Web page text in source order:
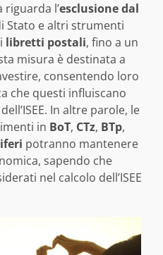
l’esclusione dal
Stato e altri strumenti
libretti postali, fino a un
misura è destinata a
consentendo loro
che questi influiscano
In altre parole, le
in BoT, CTz, BTp,
potranno mantenere
sapendo che
nel calcolo dell’ISEE